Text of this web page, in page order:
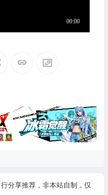
分享推荐，非本站自制，仅